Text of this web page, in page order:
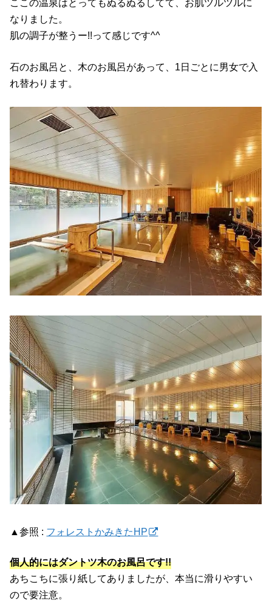
ここの温泉はとってもぬるぬるしてて、お肌ツルツルに
なりました。
肌の調子が整うー!!って感じです^^
石のお風呂と、木のお風呂があって、1日ごとに男女で入
れ替わります。
▲参照 : フォレストかみきたHP
個人的にはダントツ木のお風呂です!!
あちこちに張り紙してありましたが、本当に滑りやすい
ので要注意。